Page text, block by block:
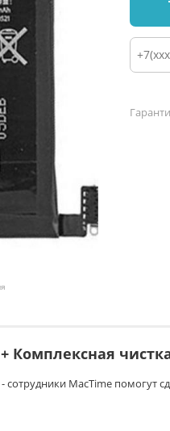
Комплексная
сотрудники MacTime помогут